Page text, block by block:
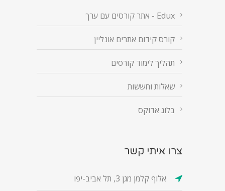
Edux - אתר קורסים עם ערך
קורס קידום אתרים אונליין
תהליך לימוד קורסים
שאלות וחששות
בלוג אדוקס
צרו איתי קשר
אלוף קלמן מגן 3, תל אביב-יפו